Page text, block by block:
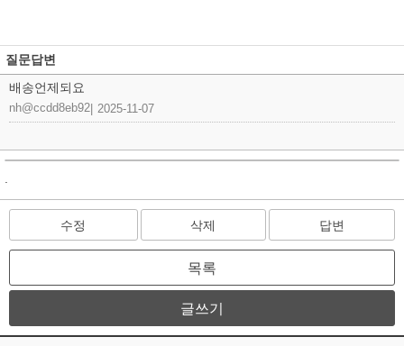
질문답변
배송언제되요
nh@ccdd8eb92 2025-11-07
수정 삭제 답변
목록
글쓰기